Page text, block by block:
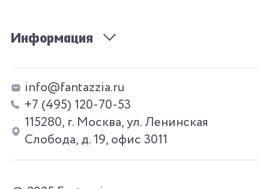
Информация
info@fantazzia.ru
+7 (495) 120-70-53
115280, г. Москва, ул. Ленинская
Слобода, д. 19, офис 3011